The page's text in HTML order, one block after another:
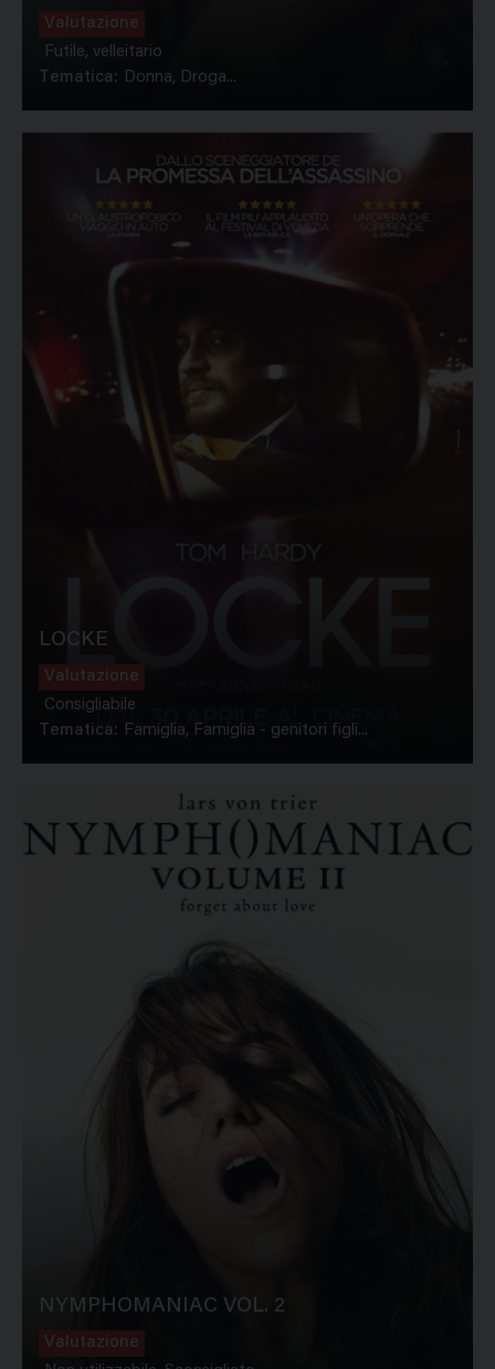
Valutazione
Futile, velleitario
Tematica: Donna, Droga...
LOCKE
Valutazione
Consigliabile
Tematica: Famiglia, Famiglia - genitori figli...
NYMPHOMANIAC VOL. 2
Valutazione